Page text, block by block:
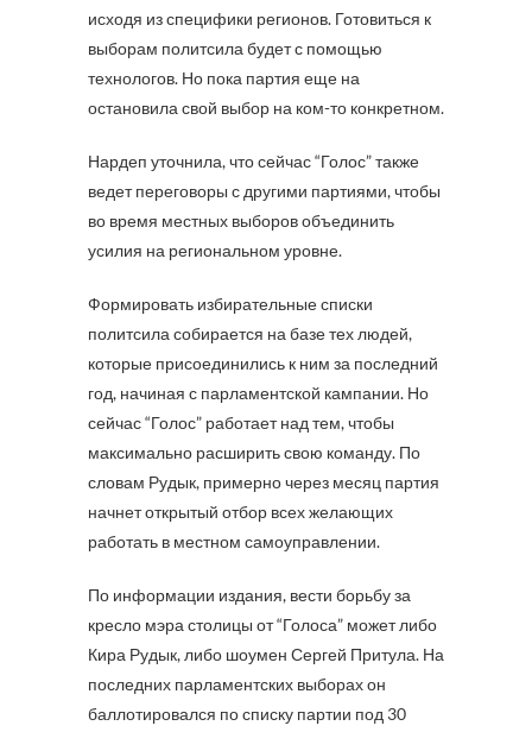
исходя из специфики регионов. Готовиться к
выборам политсила будет с помощью
технологов. Но пока партия еще на
остановила свой выбор на ком-то конкретном.
Нардеп уточнила, что сейчас “Голос” также
ведет переговоры с другими партиями, чтобы
во время местных выборов объединить
усилия на региональном уровне.
Формировать избирательные списки
политсила собирается на базе тех людей,
которые присоединились к ним за последний
год, начиная с парламентской кампании. Но
сейчас “Голос” работает над тем, чтобы
максимально расширить свою команду. По
словам Рудык, примерно через месяц партия
начнет открытый отбор всех желающих
работать в местном самоуправлении.
По информации издания, вести борьбу за
кресло мэра столицы от “Голоса” может либо
Кира Рудык, либо шоумен Сергей Притула. На
последних парламентских выборах он
баллотировался по списку партии под 30